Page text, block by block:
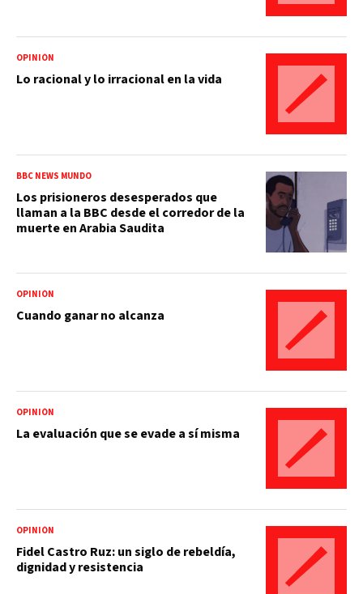
OPINIÓN
Lo racional y lo irracional en la vida
BBC NEWS MUNDO
Los prisioneros desesperados que
llaman a la BBC desde el corredor de la
muerte en Arabia Saudita
OPINIÓN
Cuando ganar no alcanza
OPINIÓN
La evaluación que se evade a sí misma
OPINIÓN
Fidel Castro Ruz: un siglo de rebeldía,
dignidad y resistencia